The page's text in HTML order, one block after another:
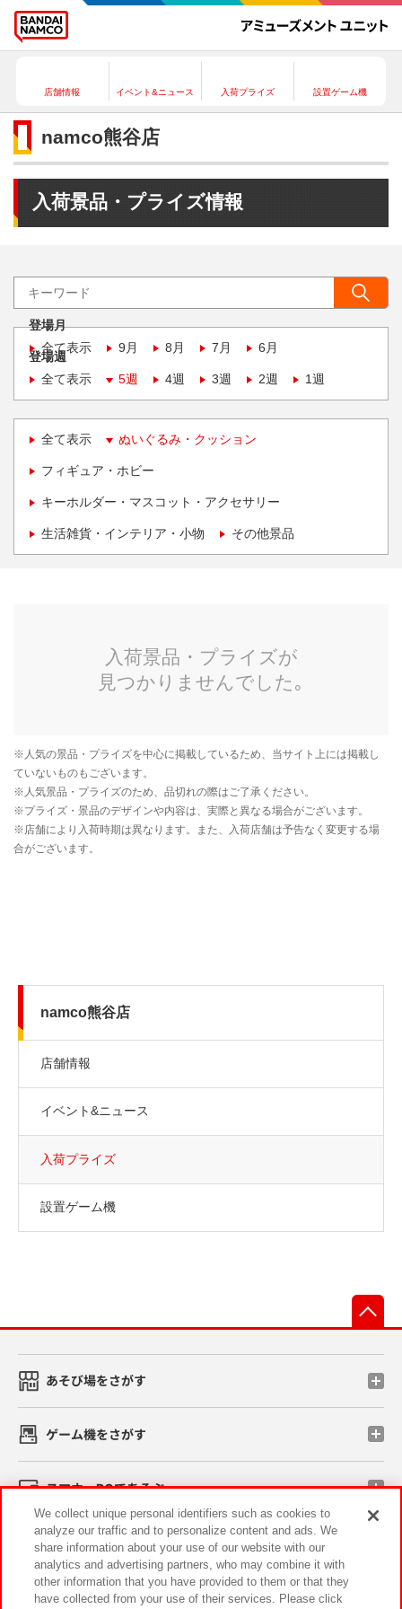
店舗情報 イベント&ニュース 入荷プライズ 設置ゲーム機
namco熊谷店
入荷景品・プライズ情報
登場月
全て表示
9月 8月 7月 6月
登場週
全て表示
5週 4週 3週 2週 1週
全て表示 ぬいぐるみ・クッション
フィギュア・ホビー
キーホルダー・マスコット・アクセサリー
生活雑貨・インテリア・小物 その他景品
namco熊谷店
店舗情報
イベント&ニュース
入荷プライズ
設置ゲーム機
あそび場をさがす
ゲーム機をさがす
スマホ・PCであそぶ
イベント・キャンペーン
We collect unique personal identifiers such as cookies to
analyze our traffic and to personalize content and ads. We
share information about your use of our website with our
analytics and advertising partners, who may combine it with
other information that you have provided to them or that they
have collected from your use of their services. Please click